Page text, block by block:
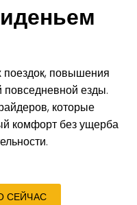
поездок, повышения
повседневной езды.
которые
комфорт без ущерба
СЕЙЧАС